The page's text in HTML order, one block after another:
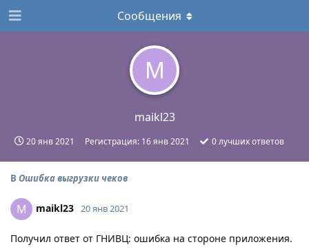
M
maikl23
20 янв 2021 Регистрация: 16 янв 2021 0лучших ответов
Сообщения
В Ошибка выгрузки чеков
M maikl23 20 янв 2021
Получил ответ от ГНИВЦ: ошибка на стороне приложения.